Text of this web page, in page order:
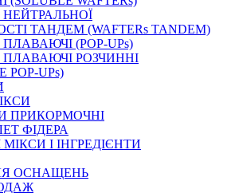
ТАНДЕМ (WAFTERs TANDEM)
(POP-UPs)
ПЛАВАЮЧI РОЗЧИННI
POP-UPs)
ПРИКОРМОЧНІ
ФІДЕРА
МІКСИ І ІНГРЕДІЄНТИ
ОСНАЩЕНЬ